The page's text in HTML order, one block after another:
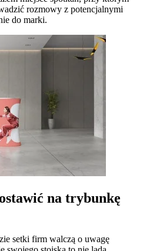
rozmowy z potencjalnymi
do marki.
na trybunkę
setki firm walczą o uwagę